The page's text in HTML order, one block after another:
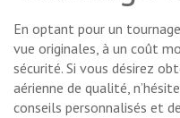
En optant pour un
vue originales, à un coût
sécurité. Si vous désirez
aérienne de qualité,
conseils personnalisés et